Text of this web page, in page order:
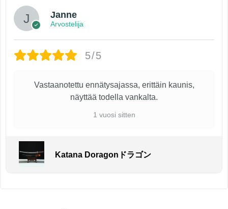
Janne
Arvostelija
5/5
Vastaanotettu ennätysajassa, erittäin kaunis,
näyttää todella vankalta.
1 vuosi sitten
Katana Doragonドラゴン